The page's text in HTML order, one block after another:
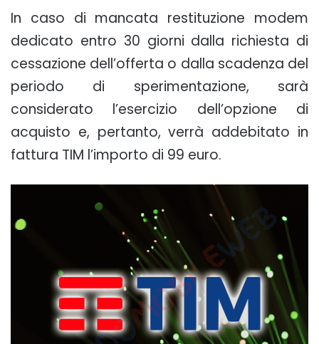
In caso di mancata restituzione modem
dedicato entro 30 giorni dalla richiesta di
cessazione dell’offerta o dalla scadenza del
periodo di sperimentazione, sarà
considerato l’esercizio dell’opzione di
acquisto e, pertanto, verrà addebitato in
fattura TIM l’importo di 99 euro.